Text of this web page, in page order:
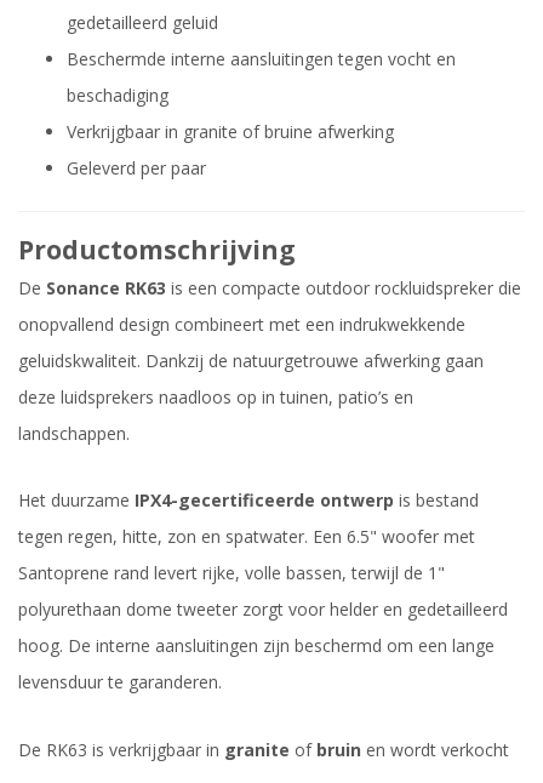
gedetailleerd geluid
Beschermde interne aansluitingen tegen vocht en
beschadiging
Verkrijgbaar in granite of bruine afwerking
Geleverd per paar
Productomschrijving
De Sonance RK63 is een compacte outdoor rockluidspreker die
onopvallend design combineert met een indrukwekkende
geluidskwaliteit. Dankzij de natuurgetrouwe afwerking gaan
deze luidsprekers naadloos op in tuinen, patio’s en
landschappen.
Het duurzame IPX4-gecertificeerde ontwerp is bestand
tegen regen, hitte, zon en spatwater. Een 6.5" woofer met
Santoprene rand levert rijke, volle bassen, terwijl de 1"
polyurethaan dome tweeter zorgt voor helder en gedetailleerd
hoog. De interne aansluitingen zijn beschermd om een lange
levensduur te garanderen.
De RK63 is verkrijgbaar in granite of bruin en wordt verkocht